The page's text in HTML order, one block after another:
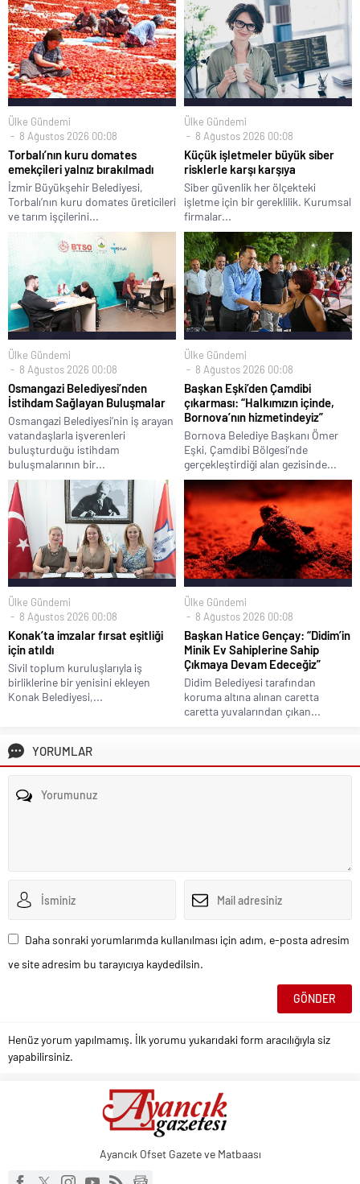
Ülke Gündemi
8 Ağustos 2026 00:08
Torbalı’nın kuru domates
emekçileri yalnız bırakılmadı
İzmir Büyükşehir Belediyesi,
Torbalı’nın kuru domates üreticileri
ve tarım işçilerini...
Ülke Gündemi
8 Ağustos 2026 00:08
Küçük işletmeler büyük siber
risklerle karşı karşıya
Siber güvenlik her ölçekteki
işletme için bir gereklilik. Kurumsal
firmalar...
Ülke Gündemi
8 Ağustos 2026 00:08
Osmangazi Belediyesi’nden
İstihdam Sağlayan Buluşmalar
Osmangazi Belediyesi’nin iş arayan
vatandaşlarla işverenleri
buluşturduğu istihdam
buluşmalarının bir...
Ülke Gündemi
8 Ağustos 2026 00:08
Başkan Eşki’den Çamdibi
çıkarması: “Halkımızın içinde,
Bornova’nın hizmetindeyiz”
Bornova Belediye Başkanı Ömer
Eşki, Çamdibi Bölgesi’nde
gerçekleştirdiği alan gezisinde...
Ülke Gündemi
8 Ağustos 2026 00:08
Konak’ta imzalar fırsat eşitliği
için atıldı
Sivil toplum kuruluşlarıyla iş
birliklerine bir yenisini ekleyen
Konak Belediyesi,...
Ülke Gündemi
8 Ağustos 2026 00:08
Başkan Hatice Gençay: “Didim’in
Minik Ev Sahiplerine Sahip
Çıkmaya Devam Edeceğiz”
Didim Belediyesi tarafından
koruma altına alınan caretta
caretta yuvalarından çıkan...
YORUMLAR
Daha sonraki yorumlarımda kullanılması için adım, e-posta adresim
ve site adresim bu tarayıcıya kaydedilsin.
Henüz yorum yapılmamış. İlk yorumu yukarıdaki form aracılığıyla siz
yapabilirsiniz.
Ayancık Ofset Gazete ve Matbaası